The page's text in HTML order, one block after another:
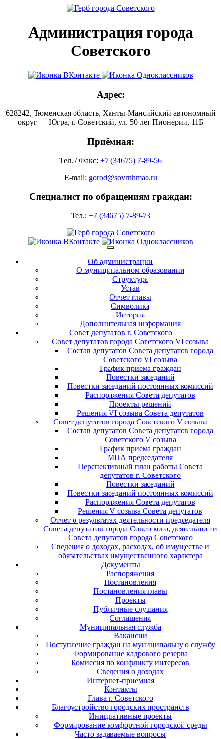
Администрация города
Советского
Адрес:
628242, Тюменская область, Ханты-Мансийский автономный
округ — Югра, г. Советский, ул. 50 лет Пионерии, 11Б
Приёмная:
Тел. / Факс: +7 (34675) 7-89-56
E-mail: gorod@sovrnhmao.ru
Специалист по обращениям граждан:
Тел.: +7 (34675) 7-89-73
Об администрации
О муниципальном образовании
Структура
Устав
Отчет главы
Символика
История
Дополнительная информация
Совет депутатов г. Советского
Совет депутатов города Советского VI созыва
Состав депутатов Совета депутатов города
Советского VI созыва
График приема граждан
Повестки заседаний
Повестки заседаний постоянных комиссий
Распоряжения Совета депутатов
Проекты решений
Решения VI созыва Совета депутатов
Совет депутатов города Советского V созыва
Состав депутатов Совета депутатов города
Советского V созыва
График приема граждан
МПА председателя
Перспективный план работы Совета
депутатов г. Советского
Повестки заседаний
Повестки заседаний постоянных комиссий
Распоряжения Совета депутатов
Решения V созыва Совета депутатов
Отчет о результатах деятельности председателя
Совета депутатов города Советского, деятельности
Совета депутатов города Советского
Сведения о доходах, расходах, об имуществе и
обязательствах имущественного характера
Документы
Распоряжения
Постановления
Постановления главы
Проекты
Публичные слушания
Соглашения
Муниципальная служба
Вакансии
Поступление граждан на муниципальную службу
Формирование кадрового резерва
Комиссия по конфликту интересов
Сведения о доходах
Интернет-приемная
Контакты
Глава г. Советского
Благоустройство городских пространств
Инициативные проекты
Формирование комфортной городской среды
Часто задаваемые вопросы